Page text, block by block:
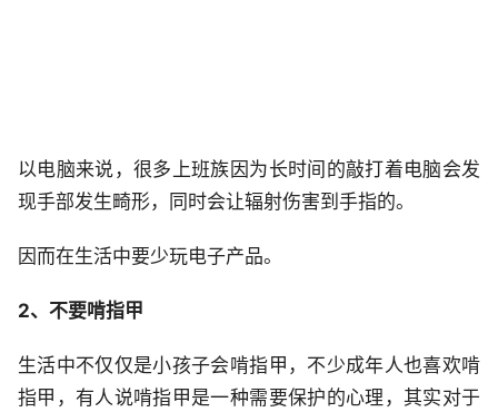
以电脑来说，很多上班族因为长时间的敲打着电脑会发
现手部发生畸形，同时会让辐射伤害到手指的。
因而在生活中要少玩电子产品。
2、不要啃指甲
生活中不仅仅是小孩子会啃指甲，不少成年人也喜欢啃
指甲，有人说啃指甲是一种需要保护的心理，其实对于